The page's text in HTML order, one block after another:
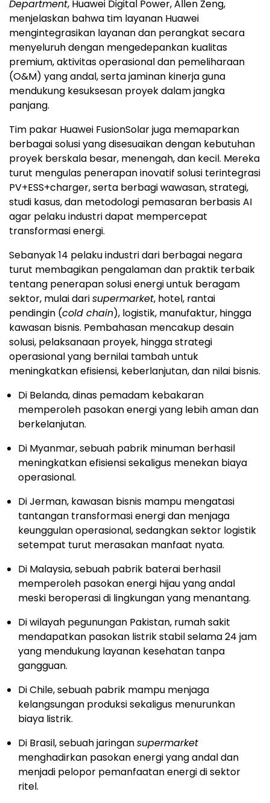
Department, Huawei Digital Power, Allen Zeng,
menjelaskan bahwa tim layanan Huawei
mengintegrasikan layanan dan perangkat secara
menyeluruh dengan mengedepankan kualitas
premium, aktivitas operasional dan pemeliharaan
(O&M) yang andal, serta jaminan kinerja guna
mendukung kesuksesan proyek dalam jangka
panjang.
Tim pakar Huawei FusionSolar juga memaparkan
berbagai solusi yang disesuaikan dengan kebutuhan
proyek berskala besar, menengah, dan kecil. Mereka
turut mengulas penerapan inovatif solusi terintegrasi
PV+ESS+charger, serta berbagi wawasan, strategi,
studi kasus, dan metodologi pemasaran berbasis AI
agar pelaku industri dapat mempercepat
transformasi energi.
Sebanyak 14 pelaku industri dari berbagai negara
turut membagikan pengalaman dan praktik terbaik
tentang penerapan solusi energi untuk beragam
sektor, mulai darisupermarket, hotel, rantai
pendingin (cold chain), logistik, manufaktur, hingga
kawasan bisnis. Pembahasan mencakup desain
solusi, pelaksanaan proyek, hingga strategi
operasional yang bernilai tambah untuk
meningkatkan efisiensi, keberlanjutan, dan nilai bisnis.
Di Belanda, dinas pemadam kebakaran
memperoleh pasokan energi yang lebih aman dan
berkelanjutan.
Di Myanmar, sebuah pabrik minuman berhasil
meningkatkan efisiensi sekaligus menekan biaya
operasional.
Di Jerman, kawasan bisnis mampu mengatasi
tantangan transformasi energi dan menjaga
keunggulan operasional, sedangkan sektor logistik
setempat turut merasakan manfaat nyata.
Di Malaysia, sebuah pabrik baterai berhasil
memperoleh pasokan energi hijau yang andal
meski beroperasi di lingkungan yang menantang.
Di wilayah pegunungan Pakistan, rumah sakit
mendapatkan pasokan listrik stabil selama 24 jam
yang mendukung layanan kesehatan tanpa
gangguan.
Di Chile, sebuah pabrik mampu menjaga
kelangsungan produksi sekaligus menurunkan
biaya listrik.
Di Brasil, sebuah jaringansupermarket
menghadirkan pasokan energi yang andal dan
menjadi pelopor pemanfaatan energi di sektor
ritel.